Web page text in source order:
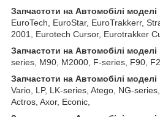
Запчастоти на Автомобілі моделі
EuroTech, EuroStar, EuroTrakkerr,
2001, Eurotech Cursor, Eurotrakker
Запчастоти на Автомобілі моделі
series, M90, M2000, F-series, F90,
Запчастоти на Автомобілі моделі
Vario, LP, LK-series, Atego, NG-
Actros, Axor, Econic,